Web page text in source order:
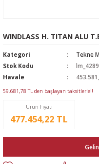
WINDLASS H. TITAN ALU
Kategori
Tekne
Stok Kodu
Havale
59.681,78 TL den başlayan taksitlerle!!
Ürün Fiyatı
477.454,22 TL